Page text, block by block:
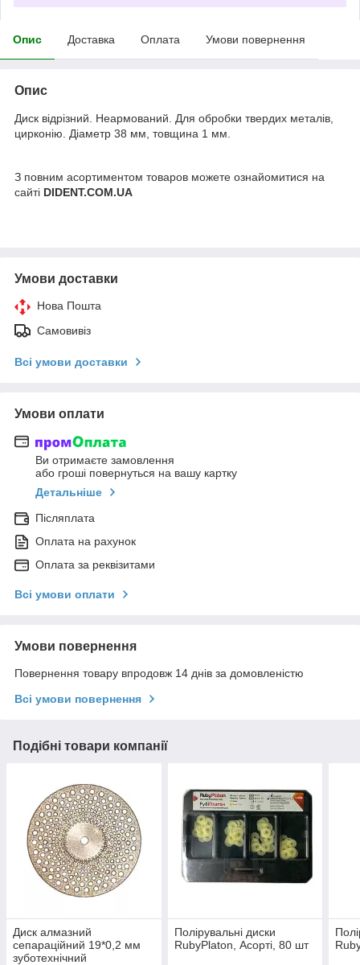
Опис Доставка Оплата Умови повернення
Опис
Диск відрізний. Неармований. Для обробки твердих металів,
цирконію. Діаметр 38 мм, товщина 1 мм.
З повним асортиментом товаров можете ознайомитися на
сайті DIDENT.COM.UA
Умови доставки
Нова Пошта
Самовивіз
Всі умови доставки
Умови оплати
Ви отримаєте замовлення
або гроші повернуться на вашу картку
Детальніше
Післяплата
Оплата на рахунок
Оплата за реквізитами
Всі умови оплати
Умови повернення
Повернення товару впродовж 14 днів за домовленістю
Всі умови повернення
Подібні товари компанії
Диск алмазний
сепараційний 19*0,2 мм
зуботехнічний
Полірувальні диски
RubyPlaton, Асорті, 80 шт